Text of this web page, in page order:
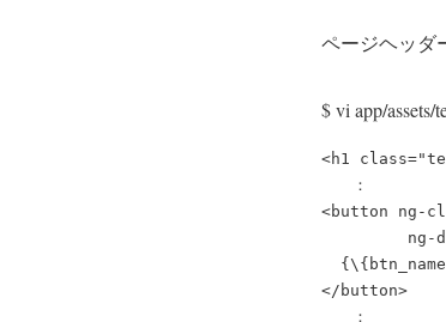
ページヘッダ
$ vi app/assets/
<h1
：
<button ng-
ng-
</button>
：